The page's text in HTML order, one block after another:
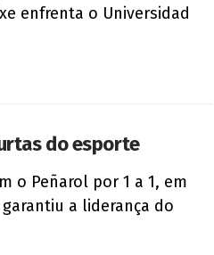
enfrenta o Universidad
do esporte
o Peñarol por 1 a 1, em
a liderança do